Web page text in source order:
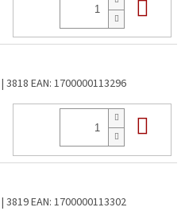
| 3818 EAN: 1700000113296
| 3819EAN: 1700000113302